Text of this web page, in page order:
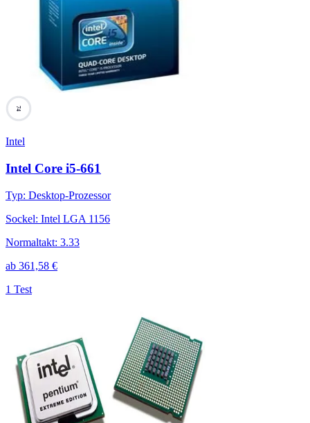
74
Intel
Intel Core i5-661
Typ: Desktop-Prozessor
Sockel: Intel LGA 1156
Normaltakt: 3.33
ab 361,58 €
1 Test